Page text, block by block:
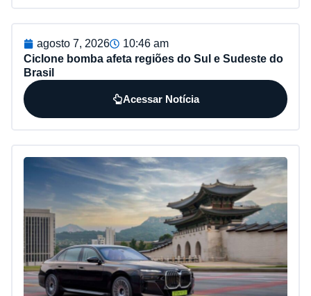
agosto 7, 2026
10:46 am
Ciclone bomba afeta regiões do Sul e Sudeste do
Brasil
Acessar Notícia